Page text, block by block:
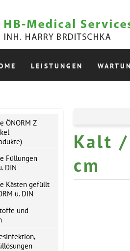
LEISTUNGEN
ÖNORM Z
Füllungen
DIN
Kästen gefüllt
u. DIN
und
Kalt /
cm